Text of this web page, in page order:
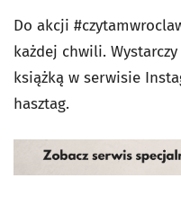
Do akcji
każdej chwili.
książką w serwisie
hasztag.